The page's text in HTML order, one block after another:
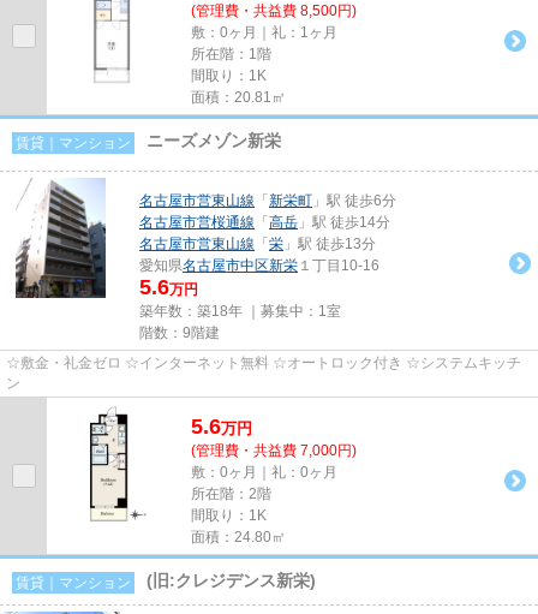
(管理費・共益費 8,500円)
敷：0ヶ月｜礼：1ヶ月
所在階：1階
間取り：1K
面積：20.81㎡
賃貸｜マンション ニーズメゾン新栄
名古屋市営東山線 「 新栄町 」駅 徒歩6分
名古屋市営桜通線 「 高岳 」駅 徒歩14分
名古屋市営東山線 「 栄 」駅 徒歩13分
愛知県名古屋市中区新栄 １丁目10-16
5.6万円
築年数：築18年 ｜募集中： 1室
階数：9階建
☆敷金・礼金ゼロ ☆インターネット無料 ☆オートロック付き ☆システムキッチ
ン
5.6万円
(管理費・共益費 7,000円)
敷：0ヶ月｜礼：0ヶ月
所在階：2階
間取り：1K
面積：24.80㎡
賃貸｜マンション (旧:クレジデンス新栄)